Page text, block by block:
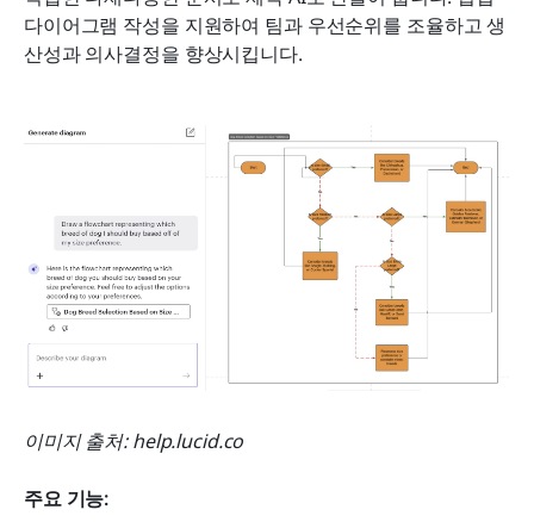
다이어그램 작성을 지원하여 팀과 우선순위를 조율하고 생
산성과 의사결정을 향상시킵니다.
이미지 출처: help.lucid.co
주요 기능: